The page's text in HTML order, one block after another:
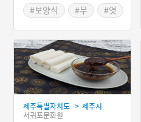
#보양식 #무
#엿
제주특별자치도 > 제주시
서귀포문화원